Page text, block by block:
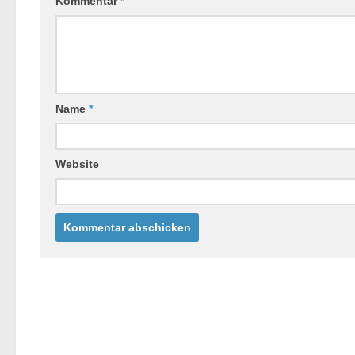
Name *
Website